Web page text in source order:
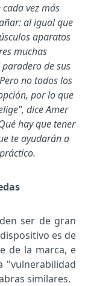
vez más
al igual que
aparatos
muchas
de sus
no todos los
por lo que
dice Amer
hay que tener
te ayudarán a
ser de gran
es de
de la marca, e
"vulnerabilidad
similares.